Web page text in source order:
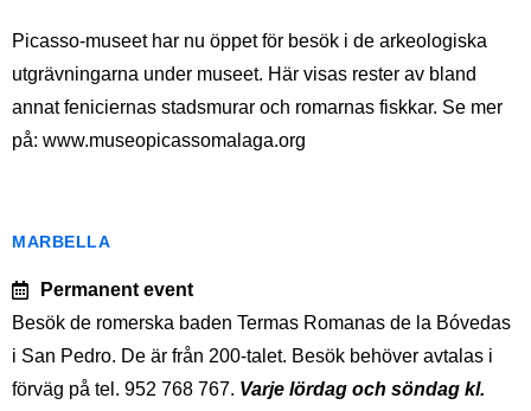
Picasso-museet har nu öppet för besök i de arkeologiska
utgrävningarna under museet. Här visas rester av bland
annat feniciernas stadsmurar och romarnas fiskkar. Se mer
på: www.museopicassomalaga.org
MARBELLA
Permanent event
Besök de romerska baden Termas Romanas de la Bóvedas
i San Pedro. De är från 200-talet. Besök behöver avtalas i
förväg på tel. 952 768 767. Varje lördag och söndag kl.